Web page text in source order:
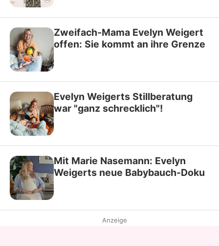
Zweifach-Mama Evelyn Weigert
offen: Sie kommt an ihre Grenze
Evelyn Weigerts Stillberatung
war "ganz schrecklich"!
Mit Marie Nasemann: Evelyn
Weigerts neue Babybauch-Doku
Anzeige